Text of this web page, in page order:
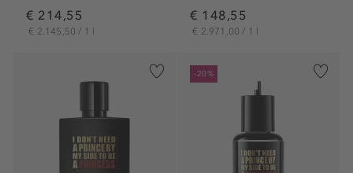
€ 214,55
€ 2.145,50 / 1 l
€ 148,55
€ 2.971,00 / 1 l
-20%